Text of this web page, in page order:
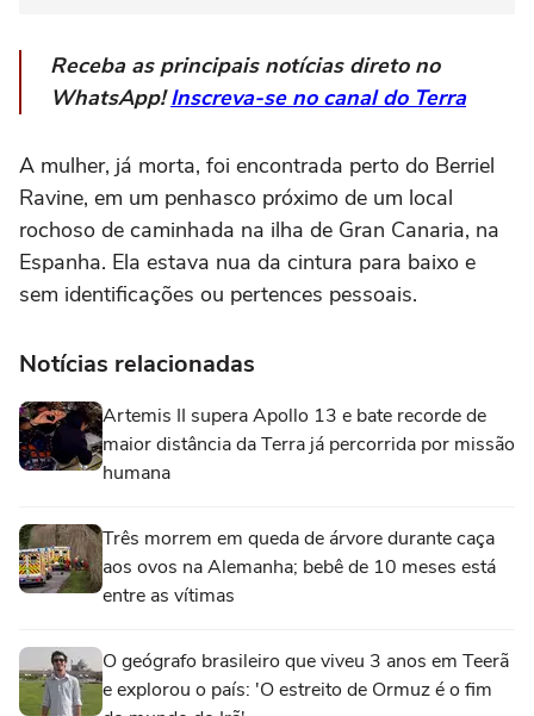
Receba as principais notícias direto no
WhatsApp!Inscreva-se no canal do Terra
A mulher, já morta, foi encontrada perto do Berriel
Ravine, em um penhasco próximo de um local
rochoso de caminhada na ilha de Gran Canaria, na
Espanha. Ela estava nua da cintura para baixo e
sem identificações ou pertences pessoais.
Notícias relacionadas
Artemis II supera Apollo 13 e bate recorde de
maior distância da Terra já percorrida por missão
humana
Três morrem em queda de árvore durante caça
aos ovos na Alemanha; bebê de 10 meses está
entre as vítimas
O geógrafo brasileiro que viveu 3 anos em Teerã
e explorou o país: 'O estreito de Ormuz é o fim